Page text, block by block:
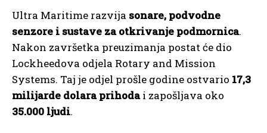
Ultra Maritime razvija sonare, podvodne
senzore i sustave za otkrivanje podmornica.
Nakon završetka preuzimanja postat će dio
Lockheedova odjela Rotary and Mission
Systems. Taj je odjel prošle godine ostvario 17,3
milijarde dolara prihodai zapošljava oko
35.000 ljudi.